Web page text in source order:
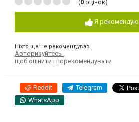
(0 оцінок)
Я рекомендую
Ніхто ще не рекомендував
Авторизуйтесь
щоб оцінити і порекомендувати
Reddit Telegram
WhatsApp